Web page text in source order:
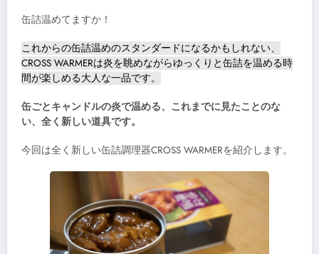
缶詰温めてますか！
これからの缶詰温めのスタンダードになるかもしれない、
CROSS WARMERは炎を眺めながらゆっくりと缶詰を温める時
間が楽しめる大人な一品です。
缶ごとキャンドルの炎で温める、これまでに見たことのな
い、全く新しい道具です。
今回は全く新しい缶詰調理器CROSS WARMERを紹介します。